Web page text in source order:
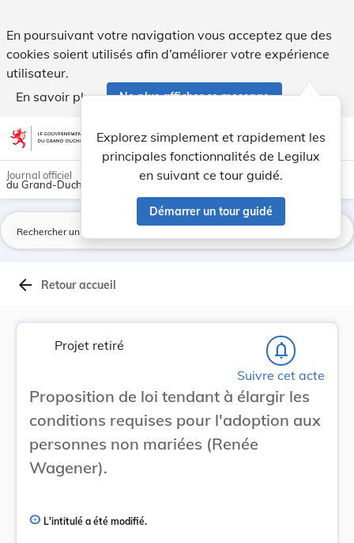
En poursuivant votre navigation vous acceptez que des
cookies soient utilisés afin d’améliorer votre expérience
utilisateur.
En savoir plus
Ne plus afficher ce message
Aller au contenu account_circle help Aide
Explorez simplement et rapidement les
principales fonctionnalités de Legilux
en suivant ce tour guidé.
Démarrer un tour guidé
light_mode dark_mode
Journal officiel
du Grand-Duché de Luxembourg
arrow_back Retour accueil
Projet retiré notifications_none
Suivre cet acte
Proposition de loi tendant à élargir les
conditions requises pour l'adoption aux
personnes non mariées (Renée
Wagener).
L'intitulé a été modifié.